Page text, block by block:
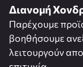
Διανομή
Παρέχουμε
βοηθήσουμε
λειτουργούν